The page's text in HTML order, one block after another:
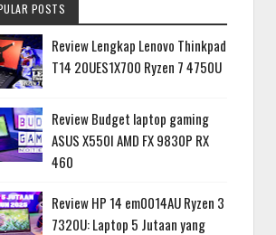
POSTS
Review Lengkap Lenovo Thinkpad
T14 20UES1X700 Ryzen 7 4750U
Review Budget laptop gaming
ASUS X550I AMD FX 9830P RX
460
Review HP 14 em0014AU Ryzen 3
7320U: Laptop 5 Jutaan yang